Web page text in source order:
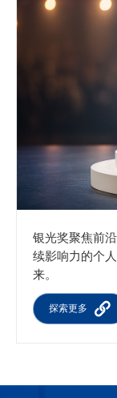
银光奖聚焦前
续影响力的个
来。
探索更多